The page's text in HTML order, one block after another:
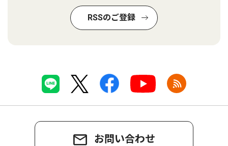
RSSのご登録
お問い合わせ